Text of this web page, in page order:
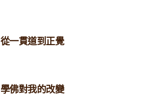
從一貫道到正覺
學佛對我的改變